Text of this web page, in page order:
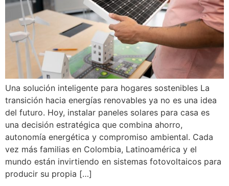
Una solución inteligente para hogares sostenibles La
transición hacia energías renovables ya no es una idea
del futuro. Hoy, instalar paneles solares para casa es
una decisión estratégica que combina ahorro,
autonomía energética y compromiso ambiental. Cada
vez más familias en Colombia, Latinoamérica y el
mundo están invirtiendo en sistemas fotovoltaicos para
producir su propia […]